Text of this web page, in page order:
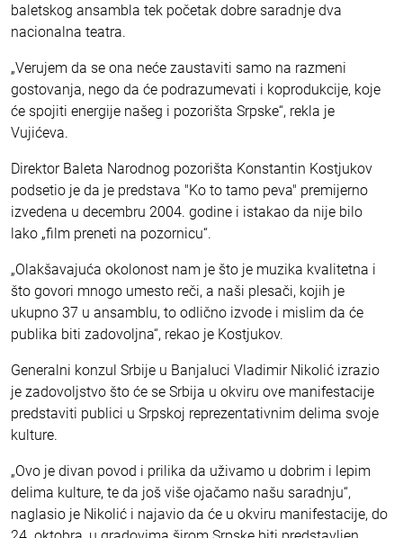
baletskog ansambla tek početak dobre saradnje dva
nacionalna teatra.
„Verujem da se ona neće zaustaviti samo na razmeni
gostovanja, nego da će podrazumevati i koprodukcije, koje
će spojiti energije našeg i pozorišta Srpske“, rekla je
Vujićeva.
Direktor Baleta Narodnog pozorišta Konstantin Kostjukov
podsetio je da je predstava "Ko to tamo peva" premijerno
izvedena u decembru 2004. godine i istakao da nije bilo
lako „film preneti na pozornicu“.
„Olakšavajuća okolonost nam je što je muzika kvalitetna i
što govori mnogo umesto reči, a naši plesači, kojih je
ukupno 37 u ansamblu, to odlično izvode i mislim da će
publika biti zadovoljna“, rekao je Kostjukov.
Generalni konzul Srbije u Banjaluci Vladimir Nikolić izrazio
je zadovoljstvo što će se Srbija u okviru ove manifestacije
predstaviti publici u Srpskoj reprezentativnim delima svoje
kulture.
„Ovo je divan povod i prilika da uživamo u dobrim i lepim
delima kulture, te da još više ojačamo našu saradnju“,
naglasio je Nikolić i najavio da će u okviru manifestacije, do